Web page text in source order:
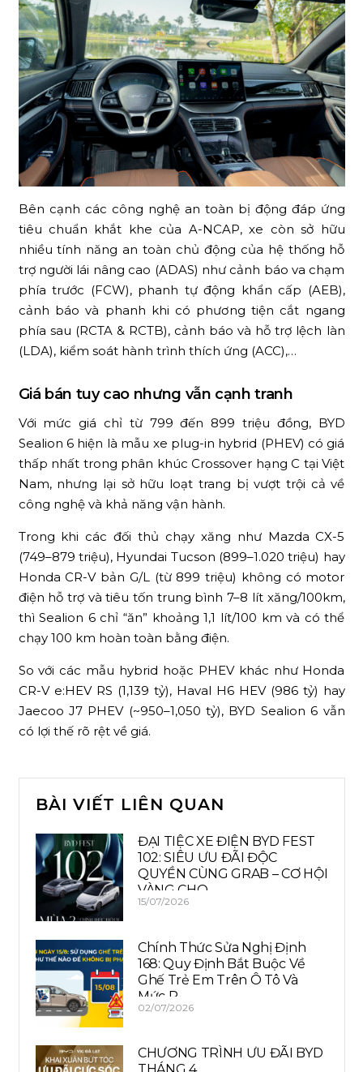
Bên cạnh các công nghệ an toàn bị động đáp ứng
tiêu chuẩn khắt khe của A-NCAP, xe còn sở hữu
nhiều tính năng an toàn chủ động của hệ thống hỗ
trợ người lái nâng cao (ADAS) như cảnh báo va chạm
phía trước (FCW), phanh tự động khẩn cấp (AEB),
cảnh báo và phanh khi có phương tiện cắt ngang
phía sau (RCTA & RCTB), cảnh báo và hỗ trợ lệch làn
(LDA), kiểm soát hành trình thích ứng (ACC),…
Giá bán tuy cao nhưng vẫn cạnh tranh
Với mức giá chỉ từ 799 đến 899 triệu đồng, BYD
Sealion 6 hiện là mẫu xe plug-in hybrid (PHEV) có giá
thấp nhất trong phân khúc Crossover hạng C tại Việt
Nam, nhưng lại sở hữu loạt trang bị vượt trội cả về
công nghệ và khả năng vận hành.
Trong khi các đối thủ chạy xăng như Mazda CX-5
(749–879 triệu), Hyundai Tucson (899–1.020 triệu) hay
Honda CR-V bản G/L (từ 899 triệu) không có motor
điện hỗ trợ và tiêu tốn trung bình 7–8 lít xăng/100km,
thì Sealion 6 chỉ “ăn” khoảng 1,1 lít/100 km và có thể
chạy 100 km hoàn toàn bằng điện.
So với các mẫu hybrid hoặc PHEV khác như Honda
CR-V e:HEV RS (1,139 tỷ), Haval H6 HEV (986 tỷ) hay
Jaecoo J7 PHEV (~950–1,050 tỷ), BYD Sealion 6 vẫn
có lợi thế rõ rệt về giá.
BÀI VIẾT LIÊN QUAN
ĐẠI TIỆC XE ĐIỆN BYD FEST
102: SIÊU ƯU ĐÃI ĐỘC
QUYỀN CÙNG GRAB – CƠ HỘI
VÀNG CHO…
15/07/2026
Chính Thức Sửa Nghị Định
168: Quy Định Bắt Buộc Về
Ghế Trẻ Em Trên Ô Tô Và
Mức P…
02/07/2026
CHƯƠNG TRÌNH ƯU ĐÃI BYD